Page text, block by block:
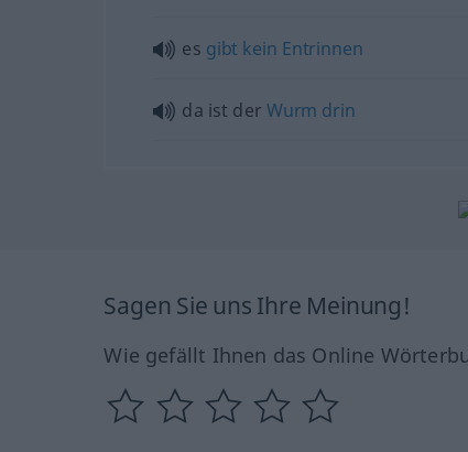
es gibt kein Entrinnen
da ist der Wurm drin
Sagen Sie uns Ihre Meinung!
Wie gefällt Ihnen das Online